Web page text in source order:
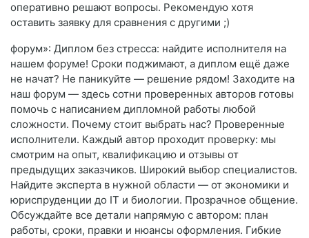
оперативно решают вопросы. Рекомендую хотя
оставить заявку для сравнения с другими ;)
форум»: Диплом без стресса: найдите исполнителя на
нашем форуме! Сроки поджимают, а диплом ещё даже
не начат? Не паникуйте — решение рядом! Заходите на
наш форум — здесь сотни проверенных авторов готовы
помочь с написанием дипломной работы любой
сложности. Почему стоит выбрать нас? Проверенные
исполнители. Каждый автор проходит проверку: мы
смотрим на опыт, квалификацию и отзывы от
предыдущих заказчиков. Широкий выбор специалистов.
Найдите эксперта в нужной области — от экономики и
юриспруденции до IT и биологии. Прозрачное общение.
Обсуждайте все детали напрямую с автором: план
работы, сроки, правки и нюансы оформления. Гибкие